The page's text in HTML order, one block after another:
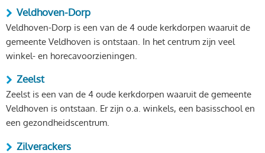
Veldhoven-Dorp
Veldhoven-Dorp is een van de 4 oude kerkdorpen waaruit de
gemeente Veldhoven is ontstaan. In het centrum zijn veel
winkel- en horecavoorzieningen.
Zeelst
Zeelst is een van de 4 oude kerkdorpen waaruit de gemeente
Veldhoven is ontstaan. Er zijn o.a. winkels, een basisschool en
een gezondheidscentrum.
Zilverackers